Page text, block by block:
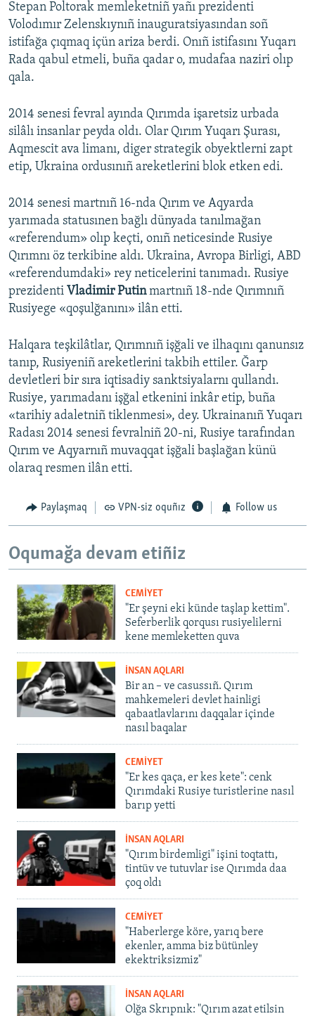
Stepan Poltorak memleketniñ yañı prezidenti
Volodımır Zelenskıynıñ inauguratsiyasından soñ
istifağa çıqmaq içün ariza berdi. Onıñ istifasını Yuqarı
Rada qabul etmeli, buña qadar o, mudafaa naziri olıp
qala.
2014 senesi fevral ayında Qırımda işaretsiz urbada
silâlı insanlar peyda oldı. Olar Qırım Yuqarı Şurası,
Aqmescit ava limanı, diger strategik obyektlerni zapt
etip, Ukraina ordusınıñ areketlerini blok etken edi.
2014 senesi martnıñ 16-nda Qırım ve Aqyarda
yarımada statusınen bağlı dünyada tanılmağan
«referendum» olıp keçti, onıñ neticesinde Rusiye
Qırımnı öz terkibine aldı. Ukraina, Avropa Birligi, ABD
«referendumdaki» rey neticelerini tanımadı. Rusiye
prezidenti Vladimir Putinmartnıñ 18-nde Qırımnıñ
Rusiyege «qoşulğanını» ilân etti.
Halqara teşkilâtlar, Qırımnıñ işğali ve ilhaqını qanunsız
tanıp, Rusiyeniñ areketlerini takbih ettiler. Ğarp
devletleri bir sıra iqtisadiy sanktsiyalarnı qullandı.
Rusiye, yarımadanı işğal etkenini inkâr etip, buña
«tarihiy adaletniñ tiklenmesi», dey. Ukrainanıñ Yuqarı
Radası 2014 senesi fevralniñ 20-ni, Rusiye tarafından
Qırım ve Aqyarnıñ muvaqqat işğali başlağan künü
olaraq resmen ilân etti.
Paylaşmaq VPN-siz oquñız Follow us
Oqumağa devam etiñiz
CEMİYET
"Er şeyni eki künde taşlap kettim".
Seferberlik qorqusı rusiyelilerni
kene memleketten quva
İNSAN AQLARI
Bir an – ve casussıñ. Qırım
mahkemeleri devlet hainligi
qabaatlavlarını daqqalar içinde
nasıl baqalar
CEMİYET
"Er kes qaça, er kes kete": cenk
Qırımdaki Rusiye turistlerine nasıl
barıp yetti
İNSAN AQLARI
"Qırım birdemligi" işini toqtattı,
tintüv ve tutuvlar ise Qırımda daa
çoq oldı
CEMİYET
"Haberlerge köre, yarıq bere
ekenler, amma biz bütünley
ekektriksizmiz"
İNSAN AQLARI
Olğa Skrıpnık: "Qırım azat etilsin